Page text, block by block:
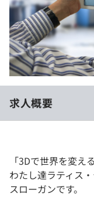
就活成功ガイド
プラン
個人向けプラン
法人向けプラン
契約内容・クーポン
求人概要
「3Dで世界を変える
わたし達ラティス
スローガンです。